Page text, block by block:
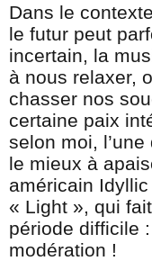
Dans le
le futur peut
incertain, la
à nous relaxer,
chasser nos
certaine paix
selon moi,
le mieux à
américain
« Light », qui
période difficile
modération !